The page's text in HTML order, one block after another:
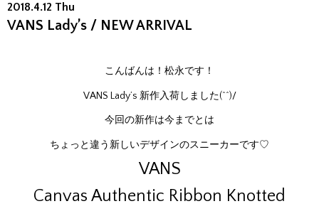
2018.4.12 Thu
VANS Lady’s / NEW ARRIVAL
こんばんは！松永です！
VANS Lady’s 新作入荷しました(^^)/
今回の新作は今までとは
ちょっと違う新しいデザインのスニーカーです♡
VANS
Canvas Authentic Ribbon Knotted